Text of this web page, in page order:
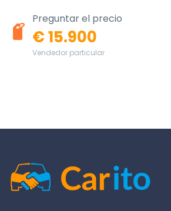
Preguntar el precio
€ 15.900
Vendedor particular